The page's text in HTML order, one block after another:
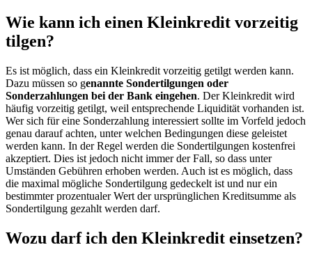
Wie kann ich einen Kleinkredit vorzeitig
tilgen?
Es ist möglich, dass ein Kleinkredit vorzeitig getilgt werden kann.
Dazu müssen so genannte Sondertilgungen oder
Sonderzahlungen bei der Bank eingehen. Der Kleinkredit wird
häufig vorzeitig getilgt, weil entsprechende Liquidität vorhanden ist.
Wer sich für eine Sonderzahlung interessiert sollte im Vorfeld jedoch
genau darauf achten, unter welchen Bedingungen diese geleistet
werden kann. In der Regel werden die Sondertilgungen kostenfrei
akzeptiert. Dies ist jedoch nicht immer der Fall, so dass unter
Umständen Gebühren erhoben werden. Auch ist es möglich, dass
die maximal mögliche Sondertilgung gedeckelt ist und nur ein
bestimmter prozentualer Wert der ursprünglichen Kreditsumme als
Sondertilgung gezahlt werden darf.
Wozu darf ich den Kleinkredit einsetzen?